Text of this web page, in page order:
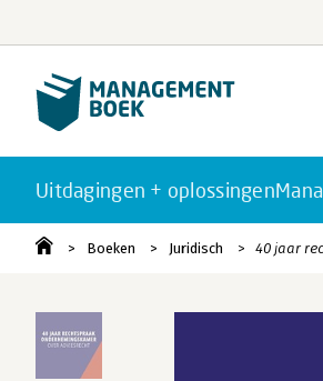
Uitdagingen + oplossingen
Boeken Juridisch 40 jaar